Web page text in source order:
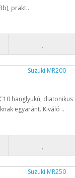
prakt..
hanglyukú,
egyaránt. Kiváló ..